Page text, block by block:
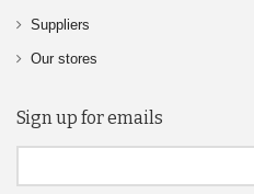
Suppliers
Our stores
Sign up for emails